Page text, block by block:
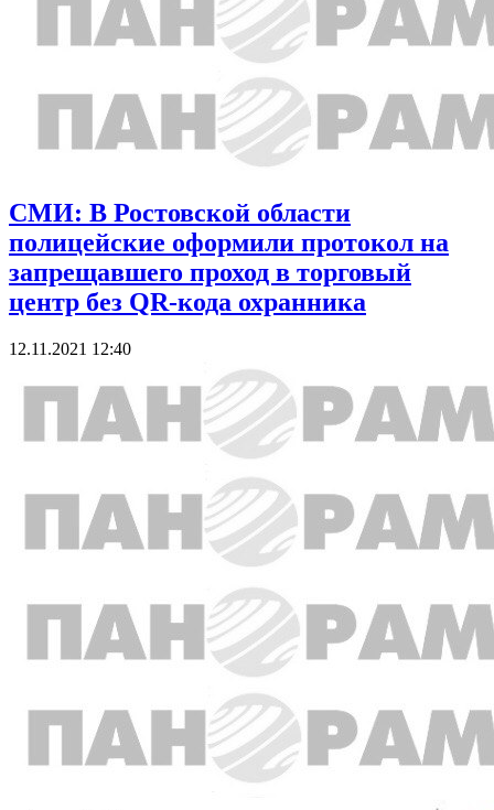
СМИ: В Ростовской области
полицейские оформили протокол на
запрещавшего проход в торговый
центр без QR-кода охранника
12.11.2021 12:40